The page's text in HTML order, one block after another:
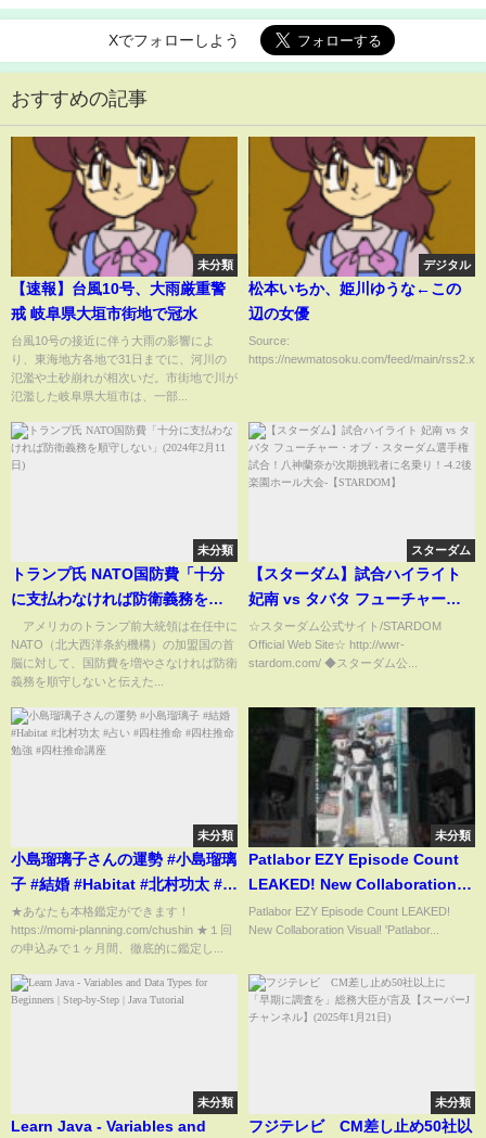
Xでフォローしよう
おすすめの記事
未分類
【速報】台風10号、大雨厳重警
戒 岐阜県大垣市街地で冠水
台風10号の接近に伴う大雨の影響によ
り、東海地方各地で31日までに、河川の
氾濫や土砂崩れが相次いだ。市街地で川が
氾濫した岐阜県大垣市は、一部...
デジタル
松本いちか、姫川ゆうな←この
辺の女優
Source:
https://newmatosoku.com/feed/main/
未分類
トランプ氏 NATO国防費「十分
に支払わなければ防衛義務を順
守しない」(2024年2月11日)
アメリカのトランプ前大統領は在任中に
NATO（北大西洋条約機構）の加盟国の首
脳に対して、国防費を増やさなければ防衛
義務を順守しないと伝えた...
スターダム
【スターダム】試合ハイライト
妃南 vs タバタ フューチャー・
オブ・スターダム選手権試合！
八神蘭奈が次期挑戦者に名乗
り！-4.2後楽園ホール大会-
☆スターダム公式サイト/STARDOM
Official Web Site☆ http://wwr-
stardom.com/ ◆スターダム公...
未分類
小島瑠璃子さんの運勢 #小島瑠璃
子 #結婚 #Habitat #北村功太 #占
い #四柱推命 #四柱推命勉強 #四
柱推命講座
★あなたも本格鑑定ができます！
https://momi-planning.com/chushin ★１回
の申込みで１ヶ月間、徹底的に鑑定し...
未分類
Patlabor EZY Episode Count
LEAKED! New Collaboration
Visual!
Patlabor EZY Episode Count LEAKED!
New Collaboration Visual! 'Patlabor...
未分類
Learn Java - Variables and
未分類
フジテレビ CM差し止め50社以